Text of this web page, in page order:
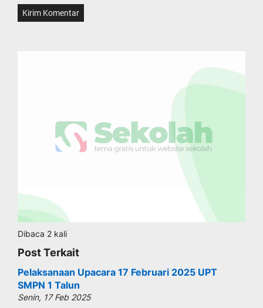
Dibaca 2 kali
Post Terkait
Pelaksanaan Upacara 17 Februari 2025 UPT
SMPN 1 Talun
Senin, 17 Feb 2025